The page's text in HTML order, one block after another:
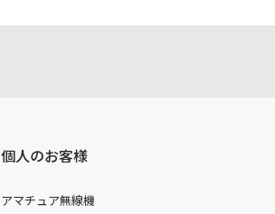
個人のお客様
アマチュア無線機